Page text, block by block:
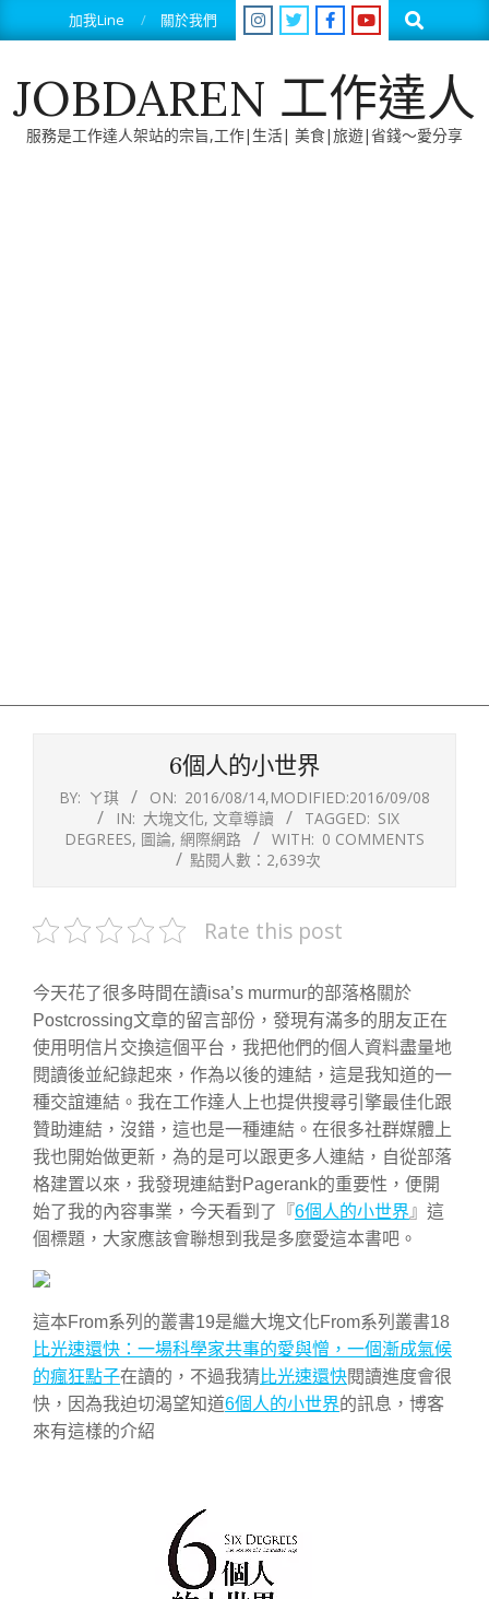
to
加我Line 關於我們 Search
JOBDAREN 工作達人
服務是工作達人架站的宗旨,工作|生活| 美食|旅遊|省錢～愛分享
6個人的小世界
BY: ㄚ琪 ON: 2016/08/14,MODIFIED:2016/09/08
IN: 大塊文化, 文章導讀 TAGGED: SIX
DEGREES, 圖論, 網際網路 WITH: 0 COMMENTS
點閱人數：2,639次
Rate this post
今天花了很多時間在讀isa’s murmur的部落格關於
Postcrossing文章的留言部份，發現有滿多的朋友正在
使用明信片交換這個平台，我把他們的個人資料盡量地
閱讀後並紀錄起來，作為以後的連結，這是我知道的一
種交誼連結。我在工作達人上也提供搜尋引擎最佳化跟
贊助連結，沒錯，這也是一種連結。在很多社群媒體上
我也開始做更新，為的是可以跟更多人連結，自從部落
格建置以來，我發現連結對Pagerank的重要性，便開
始了我的內容事業，今天看到了『6個人的小世界 』這
個標題，大家應該會聯想到我是多麼愛這本書吧。
這本From系列的叢書19是繼大塊文化From系列叢書18
比光速還快：一場科學家共事的愛與憎，一個漸成氣候
的瘋狂點子在讀的，不過我猜比光速還快閱讀進度會很
快，因為我迫切渴望知道6個人的小世界的訊息，博客
來有這樣的介紹